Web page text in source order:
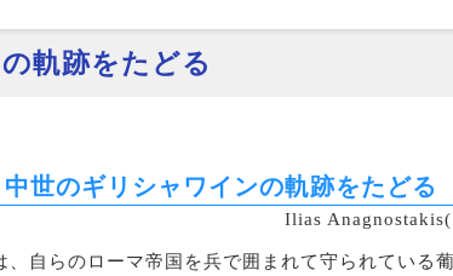
軌跡をたどる
世のギリシャワインの軌跡をたどる
Ilias
、自らのローマ帝国を兵で囲まれて守られている